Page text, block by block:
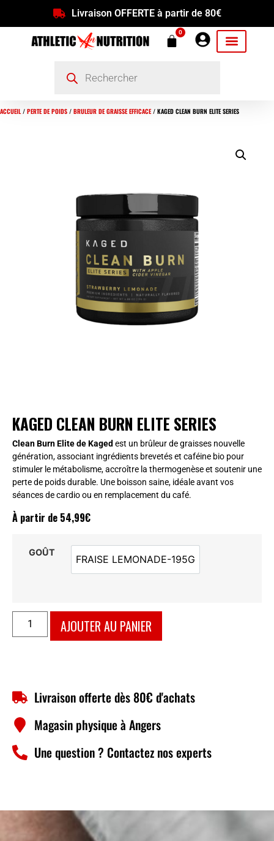
Livraison OFFERTE à partir de 80€
0
ACCUEIL/ PERTE DE POIDS / BRULEUR DE GRAISSE EFFICACE/ KAGED CLEAN BURN ELITE SERIES
KAGED CLEAN BURN ELITE SERIES
Clean Burn Elite de Kaged est un brûleur de graisses nouvelle
génération, associant ingrédients brevetés et caféine bio pour
stimuler le métabolisme, accroître la thermogenèse et soutenir une
perte de poids durable. Une boisson saine, idéale avant vos
séances de cardio ou en remplacement du café.
À partir de 54,99€
GOÛT
FRAISE LEMONADE-195G
FRAISE LEMONADE-195G
AJOUTER AU PANIER
Livraison offerte dès 80€ d'achats
Magasin physique à Angers
Une question ? Contactez nos experts